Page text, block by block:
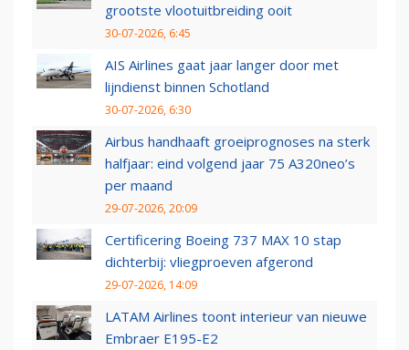
grootste vlootuitbreiding ooit
30-07-2026, 6:45
AIS Airlines gaat jaar langer door met
lijndienst binnen Schotland
30-07-2026, 6:30
Airbus handhaaft groeiprognoses na sterk
halfjaar: eind volgend jaar 75 A320neo’s
per maand
29-07-2026, 20:09
Certificering Boeing 737 MAX 10 stap
dichterbij: vliegproeven afgerond
29-07-2026, 14:09
LATAM Airlines toont interieur van nieuwe
Embraer E195-E2